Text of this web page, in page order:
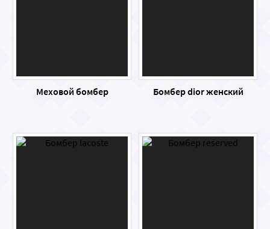
Меховой бомбер Бомбер dior женский